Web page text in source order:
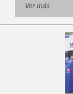
Ver más